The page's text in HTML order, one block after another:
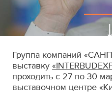
Группа компаний
выставку
проходить с 27 по 30
выставочном центре